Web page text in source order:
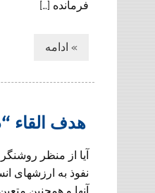
فرمانده […]
» ادامه
هدف القاء
آيا از منظر
نفوذ به ارزشهاى